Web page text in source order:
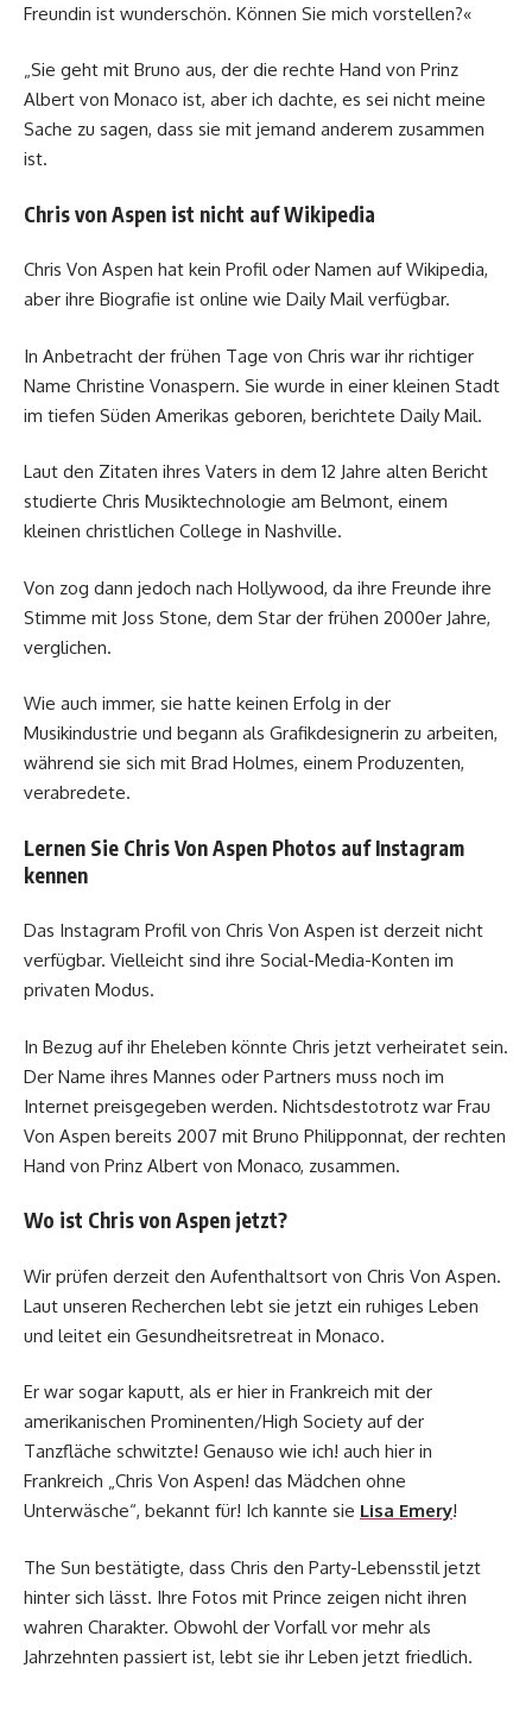
Freundin ist wunderschön. Können Sie mich vorstellen?«
„Sie geht mit Bruno aus, der die rechte Hand von Prinz
Albert von Monaco ist, aber ich dachte, es sei nicht meine
Sache zu sagen, dass sie mit jemand anderem zusammen
ist.
Chris von Aspen ist nicht auf Wikipedia
Chris Von Aspen hat kein Profil oder Namen auf Wikipedia,
aber ihre Biografie ist online wie Daily Mail verfügbar.
In Anbetracht der frühen Tage von Chris war ihr richtiger
Name Christine Vonaspern. Sie wurde in einer kleinen Stadt
im tiefen Süden Amerikas geboren, berichtete Daily Mail.
Laut den Zitaten ihres Vaters in dem 12 Jahre alten Bericht
studierte Chris Musiktechnologie am Belmont, einem
kleinen christlichen College in Nashville.
Von zog dann jedoch nach Hollywood, da ihre Freunde ihre
Stimme mit Joss Stone, dem Star der frühen 2000er Jahre,
verglichen.
Wie auch immer, sie hatte keinen Erfolg in der
Musikindustrie und begann als Grafikdesignerin zu arbeiten,
während sie sich mit Brad Holmes, einem Produzenten,
verabredete.
Lernen Sie Chris Von Aspen Photos auf Instagram
kennen
Das Instagram Profil von Chris Von Aspen ist derzeit nicht
verfügbar. Vielleicht sind ihre Social-Media-Konten im
privaten Modus.
In Bezug auf ihr Eheleben könnte Chris jetzt verheiratet sein.
Der Name ihres Mannes oder Partners muss noch im
Internet preisgegeben werden. Nichtsdestotrotz war Frau
Von Aspen bereits 2007 mit Bruno Philipponnat, der rechten
Hand von Prinz Albert von Monaco, zusammen.
Wo ist Chris von Aspen jetzt?
Wir prüfen derzeit den Aufenthaltsort von Chris Von Aspen.
Laut unseren Recherchen lebt sie jetzt ein ruhiges Leben
und leitet ein Gesundheitsretreat in Monaco.
Er war sogar kaputt, als er hier in Frankreich mit der
amerikanischen Prominenten/High Society auf der
Tanzfläche schwitzte! Genauso wie ich! auch hier in
Frankreich „Chris Von Aspen! das Mädchen ohne
Unterwäsche“, bekannt für! Ich kannte sie Lisa Emery!
The Sun bestätigte, dass Chris den Party-Lebensstil jetzt
hinter sich lässt. Ihre Fotos mit Prince zeigen nicht ihren
wahren Charakter. Obwohl der Vorfall vor mehr als
Jahrzehnten passiert ist, lebt sie ihr Leben jetzt friedlich.